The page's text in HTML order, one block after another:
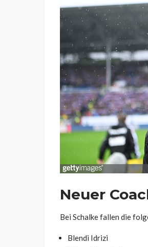
Neuer
Bei Schalke fallen die
Blendi Idrizi